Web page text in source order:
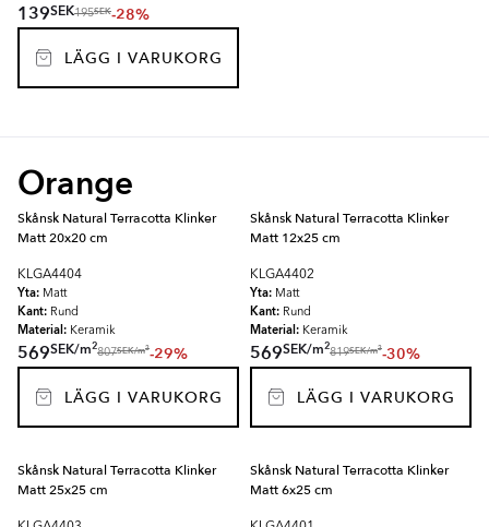
139SEK195SEK-28%
LÄGG I VARUKORG
Orange
Skånsk Natural Terracotta Klinker
Matt 20x20 cm
KLGA4404
Yta: Matt
Kant: Rund
Material: Keramik
569SEK/m2
807SEK/m2-29%
LÄGG I VARUKORG
Skånsk Natural Terracotta Klinker
Matt 12x25 cm
KLGA4402
Yta: Matt
Kant: Rund
Material: Keramik
569SEK/m2
819SEK/m2-30%
LÄGG I VARUKORG
Skånsk Natural Terracotta Klinker
Matt 25x25 cm
Skånsk Natural Terracotta Klinker
Matt 6x25 cm